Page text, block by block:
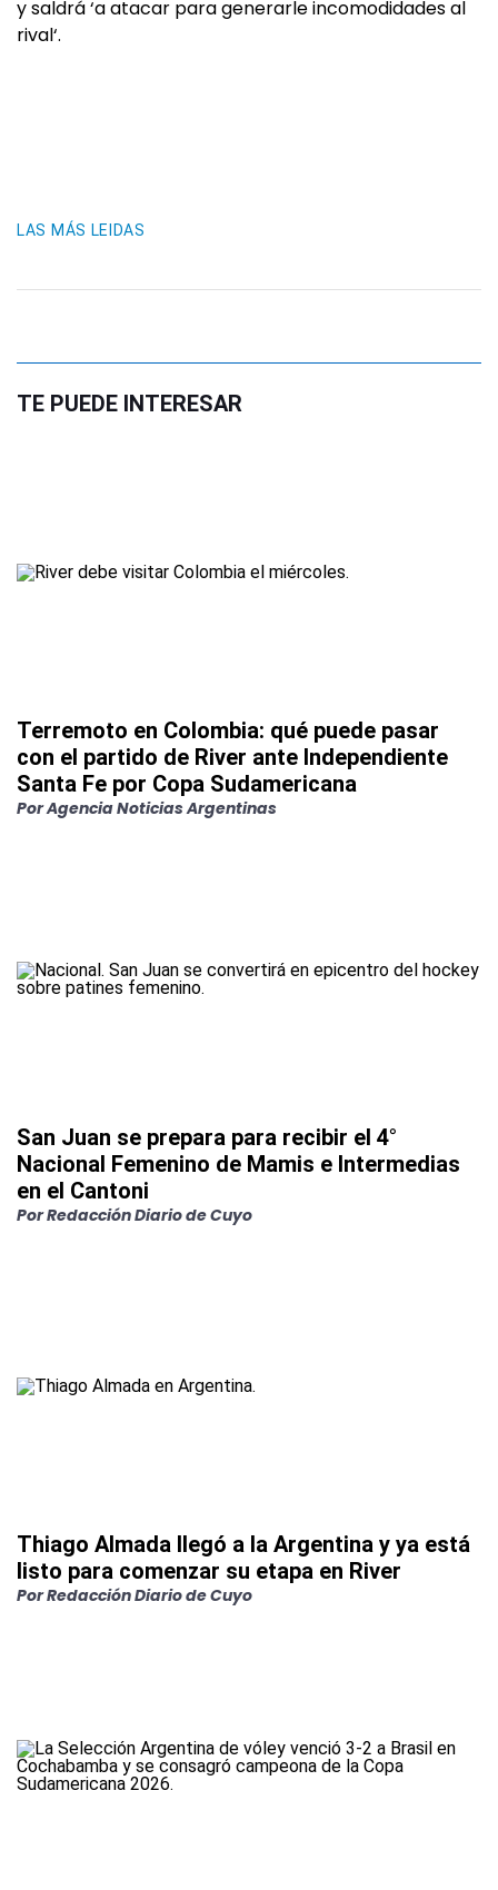
y saldrá ‘a atacar para generarle incomodidades al
rival‘.
LAS MÁS LEIDAS
TE PUEDE INTERESAR
Terremoto en Colombia: qué puede pasar
con el partido de River ante Independiente
Santa Fe por Copa Sudamericana
PorAgencia Noticias Argentinas
San Juan se prepara para recibir el 4°
Nacional Femenino de Mamis e Intermedias
en el Cantoni
PorRedacción Diario de Cuyo
Thiago Almada llegó a la Argentina y ya está
listo para comenzar su etapa en River
PorRedacción Diario de Cuyo